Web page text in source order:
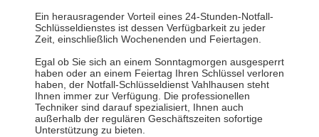
Ein herausragender Vorteil eines 24-Stunden-Notfall-
Schlüsseldienstes ist dessen Verfügbarkeit zu jeder
Zeit, einschließlich Wochenenden und Feiertagen.
Egal ob Sie sich an einem Sonntagmorgen ausgesperrt
haben oder an einem Feiertag Ihren Schlüssel verloren
haben, der Notfall-Schlüsseldienst Vahlhausen steht
Ihnen immer zur Verfügung. Die professionellen
Techniker sind darauf spezialisiert, Ihnen auch
außerhalb der regulären Geschäftszeiten sofortige
Unterstützung zu bieten.